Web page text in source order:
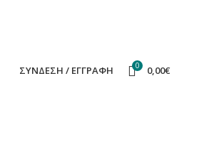
ΣΎΝΔΕΣΗ / ΕΓΓΡΑΦΉ 0 0,00€